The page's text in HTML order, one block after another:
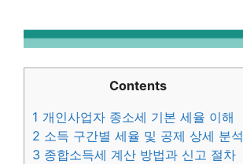
Contents
1 개인사업자 종소세 기본 세율 이해
2 소득 구간별 세율 및 공제 상세 분석
3 종합소득세 계산 방법과 신고 절차